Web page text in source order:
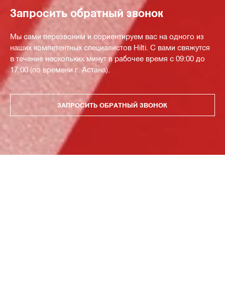
Запросить обратный звонок
Мы сами перезвоним и сориентируем вас на одного из
наших компетентных специалистов Hilti. С вами свяжутся
в течение нескольких минут в рабочее время с 09:00 до
17:00 (по времени г. Астана).
ЗАПРОСИТЬ ОБРАТНЫЙ ЗВОНОК